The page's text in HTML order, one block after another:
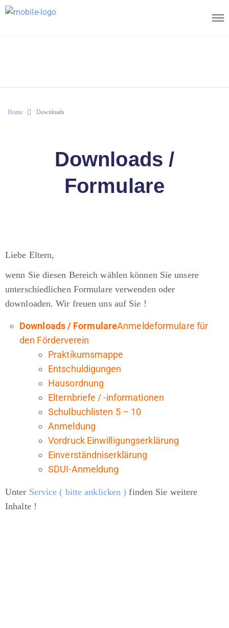
Home Downloads
Downloads /
Formulare
Liebe Eltern,
wenn Sie diesen Bereich wählen können Sie unsere
unterschiedlichen Formulare verwenden oder
downloaden. Wir freuen uns auf Sie !
Downloads / FormulareAnmeldeformulare für
den Förderverein
Praktikumsmappe
Entschuldigungen
Hausordnung
Elternbriefe / -informationen
Schulbuchlisten 5 – 10
Anmeldung
Vordruck Einwilligungserklärung
Einverständniserkl ärung
SDUI-Anmeldung
Unter Service ( bitte anklicken ) finden Sie weitere
Inhalte !